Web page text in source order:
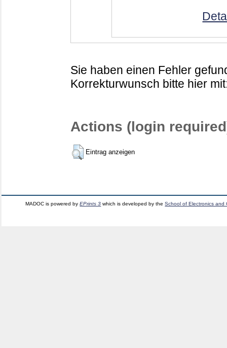
Sie haben einen Fehler
Korrekturwunsch bitte hier
Actions (login
Eintrag anzeigen
MADOC is powered byEPrints 3 which is developed by theSchool of Electronics and